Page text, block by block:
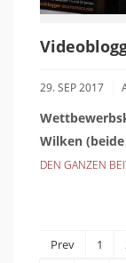
29. SEP 2017
Wilken
DEN GANZEN
Prev 1